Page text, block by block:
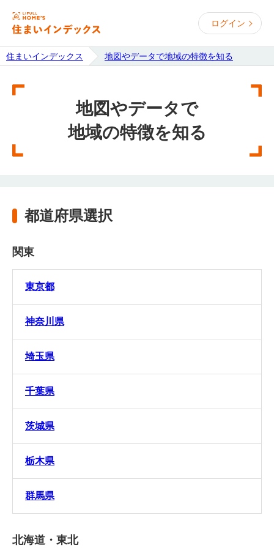
ログイン
住まいインデックス 地図やデータで地域の特徴を知る
地図やデータで
地域の特徴を知る
都道府県選択
関東
東京都
神奈川県
埼玉県
千葉県
茨城県
栃木県
群馬県
北海道・東北